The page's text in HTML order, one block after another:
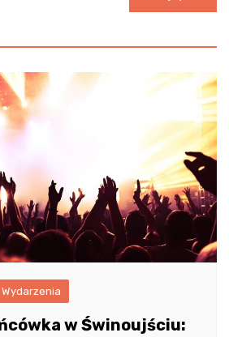
Wydarzenia
w Świnoujściu: